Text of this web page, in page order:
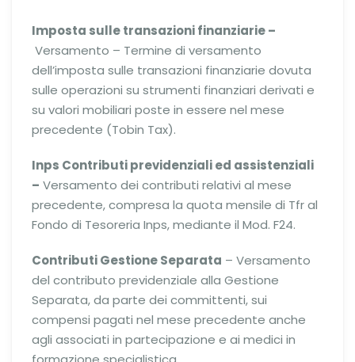
Imposta sulle transazioni finanziarie –
Versamento – Termine di versamento
dell’imposta sulle transazioni finanziarie dovuta
sulle operazioni su strumenti finanziari derivati e
su valori mobiliari poste in essere nel mese
precedente (Tobin Tax).
Inps Contributi previdenziali ed assistenziali
– Versamento dei contributi relativi al mese
precedente, compresa la quota mensile di Tfr al
Fondo di Tesoreria Inps, mediante il Mod. F24.
Contributi Gestione Separata – Versamento
del contributo previdenziale alla Gestione
Separata, da parte dei committenti, sui
compensi pagati nel mese precedente anche
agli associati in partecipazione e ai medici in